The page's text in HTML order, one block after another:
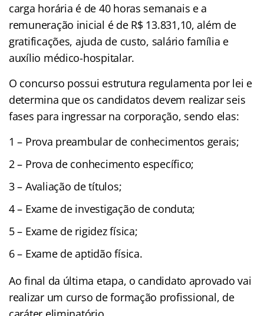
carga horária é de 40 horas semanais e a
remuneração inicial é de R$ 13.831,10, além de
gratificações, ajuda de custo, salário família e
auxílio médico-hospitalar.
O concurso possui estrutura regulamenta por lei e
determina que os candidatos devem realizar seis
fases para ingressar na corporação, sendo elas:
1 – Prova preambular de conhecimentos gerais;
2 – Prova de conhecimento específico;
3 – Avaliação de títulos;
4 – Exame de investigação de conduta;
5 – Exame de rigidez física;
6 – Exame de aptidão física.
Ao final da última etapa, o candidato aprovado vai
realizar um curso de formação profissional, de